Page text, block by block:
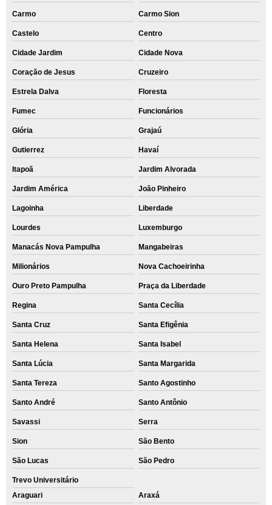
Carmo Carmo Sion
Castelo Centro
Cidade Jardim Cidade Nova
Coração de Jesus Cruzeiro
Estrela Dalva Floresta
Fumec Funcionários
Glória Grajaú
Gutierrez Havaí
Itapoã Jardim Alvorada
Jardim América João Pinheiro
Lagoinha Liberdade
Lourdes Luxemburgo
Manacás Nova Pampulha Mangabeiras
Milionários Nova Cachoeirinha
Ouro Preto Pampulha Praça da Liberdade
Regina Santa Cecília
Santa Cruz Santa Efigênia
Santa Helena Santa Isabel
Santa Lúcia Santa Margarida
Santa Tereza Santo Agostinho
Santo André Santo Antônio
Savassi Serra
Sion São Bento
São Lucas São Pedro
Trevo Universitário
Araguari
Araxá